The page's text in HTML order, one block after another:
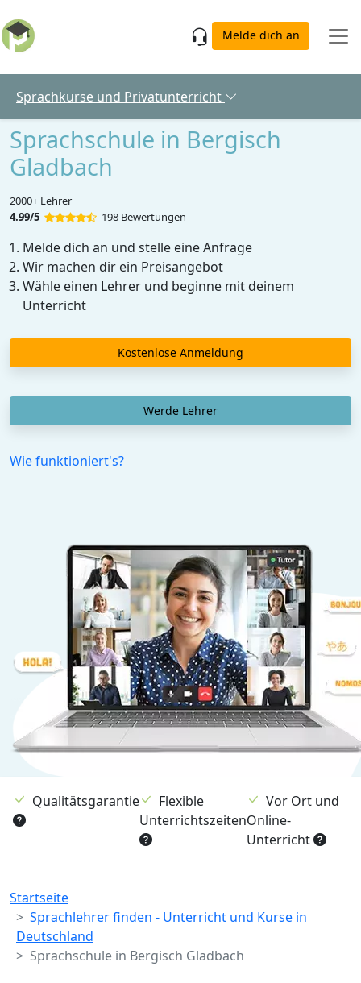
Melde dich an
Sprachkurse und Privatunterricht
Sprachschule in Bergisch
Gladbach
2000+ Lehrer
4.99/5
198 Bewertungen
Melde dich an und stelle eine Anfrage
Wir machen dir ein Preisangebot
Wähle einen Lehrer und beginne mit deinem
Unterricht
Kostenlose Anmeldung
Werde Lehrer
Wie funktioniert's?
Qualitätsgarantie
Flexible
Unterrichtszeiten
Vor Ort und
Online-
Unterricht
Breadcrumb
Startseite
Sprachlehrer finden - Unterricht und Kurse in
Deutschland
Sprachschule in Bergisch Gladbach